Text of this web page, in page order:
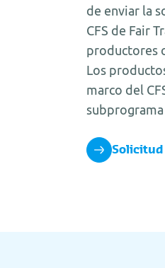
de enviar la
CFS de Fair
productores
Los
marco del
Solicitud